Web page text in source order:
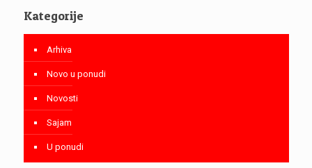
Kategorije
Arhiva
Novo u ponudi
Novosti
Sajam
U ponudi